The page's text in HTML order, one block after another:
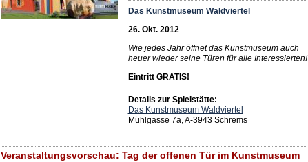
Das Kunstmuseum Waldviertel
26. Okt. 2012
Wie jedes Jahr öffnet das Kunstmuseum auch
heuer wieder seine Türen für alle Interessierten!
Eintritt GRATIS!
Details zur Spielstätte:
Das Kunstmuseum Waldviertel
Mühlgasse 7a, A-3943 Schrems
Veranstaltungsvorschau: Tag der offenen Tür im Kunstmuseum